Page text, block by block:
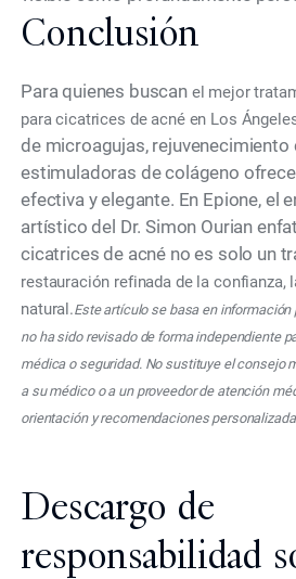
Conclusión
Para quienes buscan el mejor
para cicatrices de acné en Los
de microagujas, rejuvenecimiento
estimuladoras de colágeno
efectiva y elegante. En Epione, el
artístico del Dr. Simon Ourian
cicatrices de acné no es solo un
restauración refinada de la confianza,
natural.Este artículo se basa en
no ha sido revisado de forma independiente
médica o seguridad. No sustituye el consejo
a su médico o a un proveedor de atención
orientación y recomendaciones
Descargo de
responsabilidad